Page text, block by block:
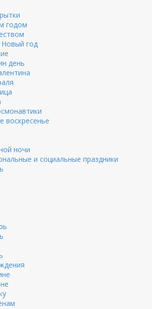
годом
год
день
воскресенье
ночи
и социальные праздники